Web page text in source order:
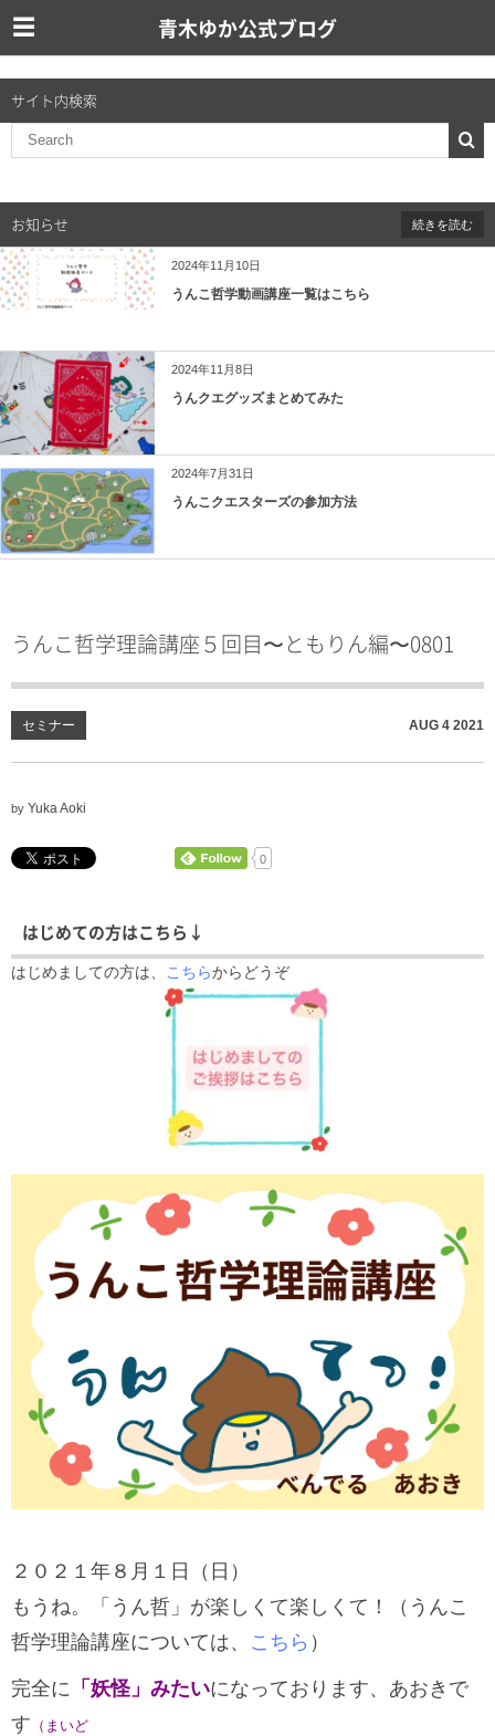
青木ゆか公式ブログ
サイト内検索
お知らせ
2024年11月10日
うんこ哲学動画講座一覧はこちら
2024年11月8日
うんクエグッズまとめてみた
2024年7月31日
うんこクエスターズの参加方法
続きを読む
うんこ哲学理論講座５回目〜ともりん編〜0801
セミナー AUG 4 2021
by Yuka Aoki
0
はじめての方はこちら↓
はじめましての方は、 こちらからどうぞ
２０２１年８月１日（日）
もうね。「うん哲」が楽しくて楽しくて！（うんこ
哲学理論講座については、 こちら ）
完全に 「妖怪」みたいになっております、あおきで
す （まいど